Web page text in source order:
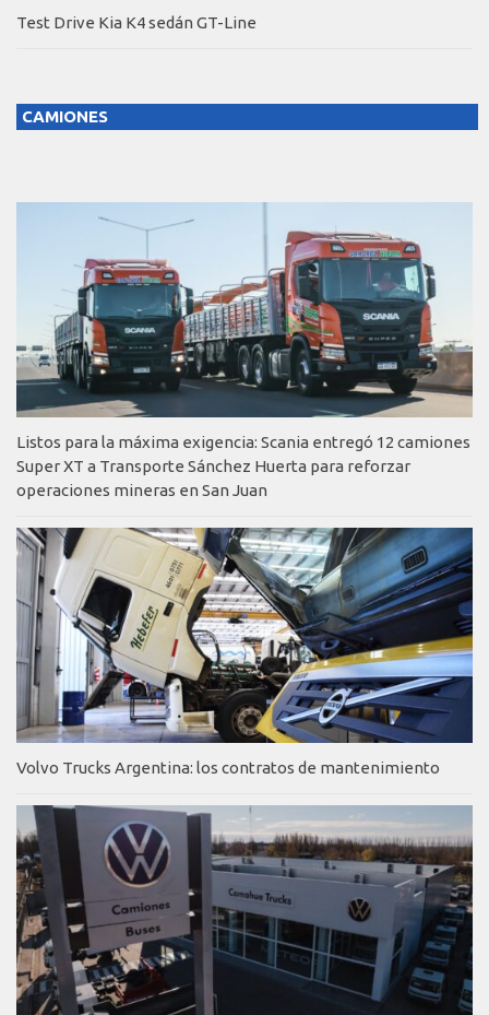
Test Drive Kia K4 sedán GT-Line
CAMIONES
Listos para la máxima exigencia: Scania entregó 12 camiones
Super XT a Transporte Sánchez Huerta para reforzar
operaciones mineras en San Juan
Volvo Trucks Argentina: los contratos de mantenimiento